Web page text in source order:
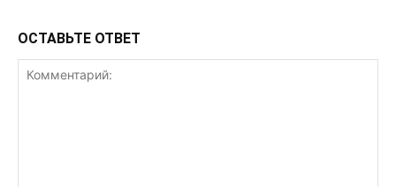
ОСТАВЬТЕ ОТВЕТ